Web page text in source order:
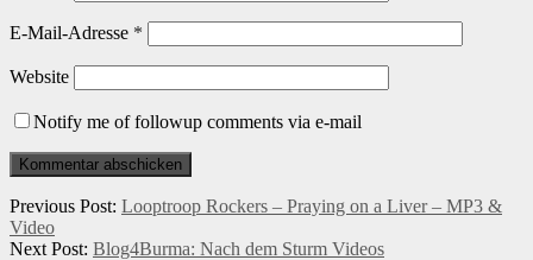
E-Mail-Adresse *
Website
Notify me of followup comments via e-mail
Previous Post: Looptroop Rockers – Praying on a Liver – MP3 &
Video
Next Post: Blog4Burma: Nach dem Sturm Videos